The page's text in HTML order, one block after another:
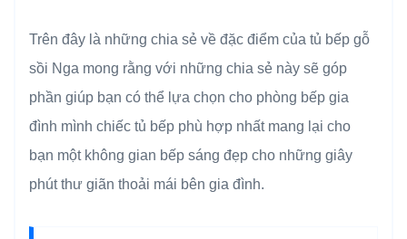
Trên đây là những chia sẻ về đặc điểm của tủ bếp gỗ
sồi Nga mong rằng với những chia sẻ này sẽ góp
phần giúp bạn có thể lựa chọn cho phòng bếp gia
đình mình chiếc tủ bếp phù hợp nhất mang lại cho
bạn một không gian bếp sáng đẹp cho những giây
phút thư giãn thoải mái bên gia đình.